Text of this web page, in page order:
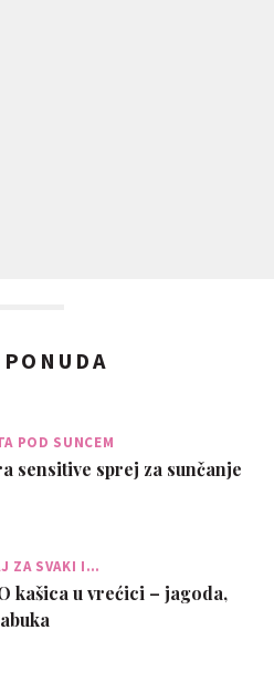
PONUDA
POD SUNCEM
sensitive sprej za sunčanje
ZA SVAKI I…
kašica u vrećici – jagoda,